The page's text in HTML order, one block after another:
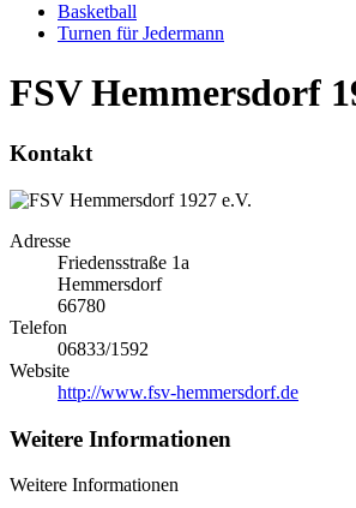
Basketball
Turnen für Jedermann
FSV Hemmersdorf
Kontakt
Adresse
Friedensstraße 1a
Hemmersdorf
66780
Telefon
06833/1592
Website
http://www.fsv-hemmersdorf.de
Weitere Informationen
Weitere Informationen